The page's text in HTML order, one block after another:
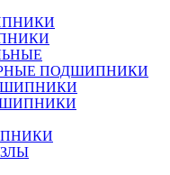
ПОДШИПНИКИ